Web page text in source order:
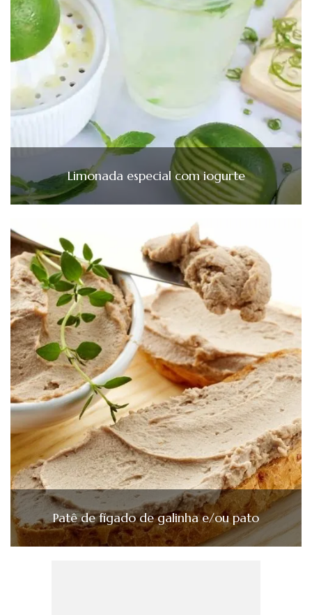
Limonada especial com iogurte
Patê de fígado de galinha e/ou pato